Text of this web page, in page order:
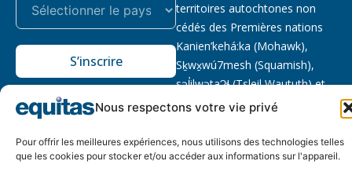
Nous respectons votre vie privé
Pour offrir les meilleures expériences, nous utilisons des technologies telles
que les cookies pour stocker et/ou accéder aux informations sur l'appareil.
S’inscrire
territoires autochtones non
cédés des Premières nations
Kanien’kehá:ka (Mohawk),
Sḵwx̱wú7mesh (Squamish),
səl̓ilwətaɁɬ (Tsleil Waututh) et
xwməθkwəy̓əm (Musqueam).
Notre politique Organisme de
2026 © Equitas – Tous